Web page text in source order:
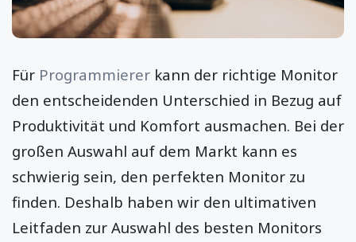
Für Programmierer kann der richtige Monitor
den entscheidenden Unterschied in Bezug auf
Produktivität und Komfort ausmachen. Bei der
großen Auswahl auf dem Markt kann es
schwierig sein, den perfekten Monitor zu
finden. Deshalb haben wir den ultimativen
Leitfaden zur Auswahl des besten Monitors